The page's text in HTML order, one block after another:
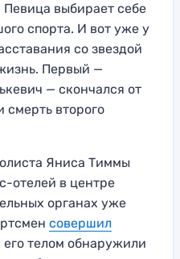
выбирает себе
спорта. И вот уже у
со звездой
Первый —
— скончался от
смерть второго
Яниса Тиммы
отелей в центре
органах уже
совершил
телом обнаружили